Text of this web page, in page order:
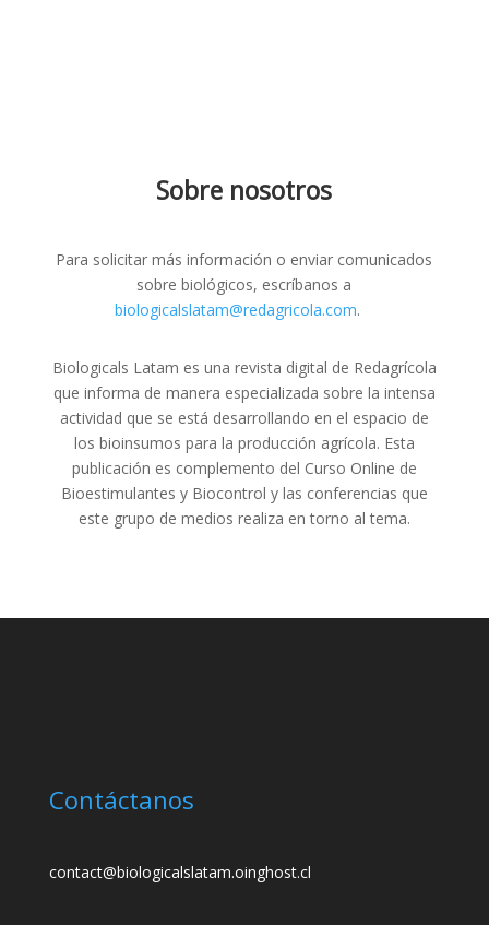
Sobre nosotros
Para solicitar más información o enviar comunicados
sobre biológicos, escríbanos a
biologicalslatam@redagricola.com.
Biologicals Latam es una revista digital de Redagrícola
que informa de manera especializada sobre la intensa
actividad que se está desarrollando en el espacio de
los bioinsumos para la producción agrícola. Esta
publicación es complemento del Curso Online de
Bioestimulantes y Biocontrol y las conferencias que
este grupo de medios realiza en torno al tema.
Contáctanos
contact@biologicalslatam.oinghost.cl